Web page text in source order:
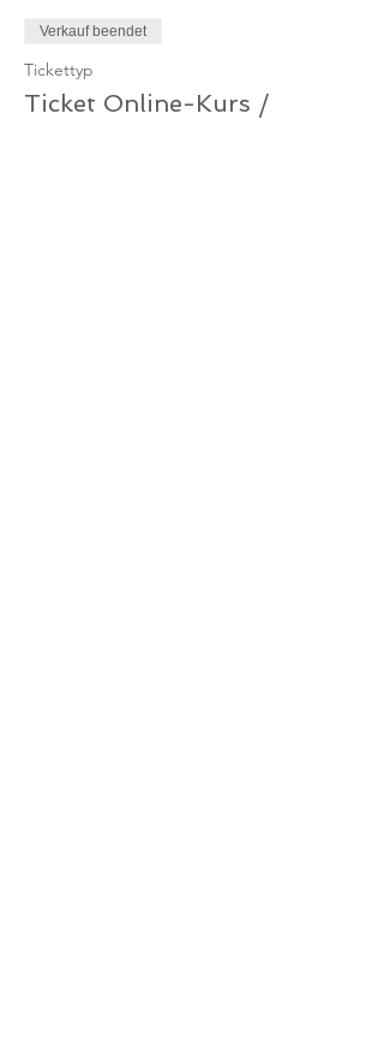
Verkauf beendet
Tickettyp
Ticket Online-Kurs /